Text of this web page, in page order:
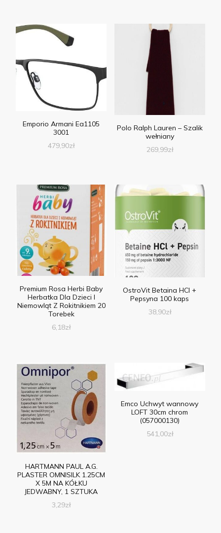
Emporio Armani Ea1105
3001
479,90zł
Polo Ralph Lauren – Szalik
wełniany
269,99zł
Premium Rosa Herbi Baby
Herbatka Dla Dzieci I
Niemowląt Z Rokitnikiem 20
Torebek
6,18zł
OstroVit Betaina HCl +
Pepsyna 100 kaps
38,90zł
HARTMANN PAUL A.G.
PLASTER OMNISILK 1.25CM
X 5M NA KÓŁKU
JEDWABNY, 1 SZTUKA
3,29zł
Emco Uchwyt wannowy
LOFT 30cm chrom
(057000130)
541,00zł